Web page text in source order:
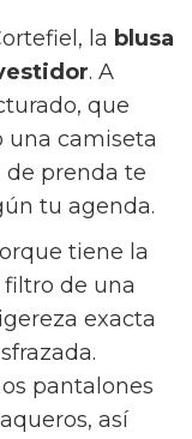
la blusa
. A
que
una camiseta
de prenda te
tu agenda.
tiene la
filtro de una
exacta
pantalones
así